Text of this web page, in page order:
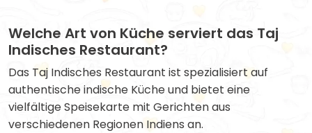
Welche Art von Küche serviert das Taj
Indisches Restaurant?
Das Taj Indisches Restaurant ist spezialisiert auf
authentische indische Küche und bietet eine
vielfältige Speisekarte mit Gerichten aus
verschiedenen Regionen Indiens an.